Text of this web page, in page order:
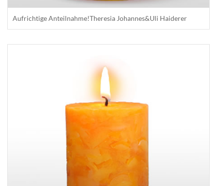
Aufrichtige Anteilnahme!Theresia Johannes&Uli Haiderer